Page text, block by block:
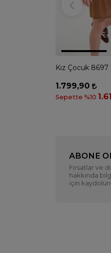
1.799,90
Sepette %10
ABONE
Fırsatlar ve
hakkında
için kaydolun!